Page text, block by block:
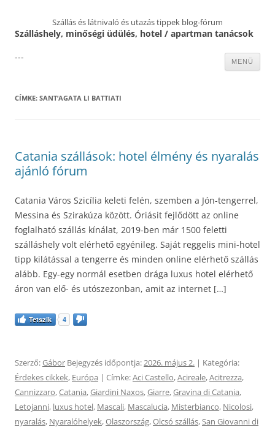
Szállás és látnivaló és utazás tippek blog-fórum
Szálláshely, minőségi üdülés, hotel / apartman tanácsok
MENÜ
---
CÍMKE: SANT’AGATA LI BATTIATI
Catania szállások: hotel élmény és nyaralás
ajánló fórum
Catania Város Szicília keleti felén, szemben a Jón-tengerrel,
Messina és Szirakúza között. Óriásit fejlődött az online
foglalható szállás kínálat, 2019-ben már 1500 feletti
szálláshely volt elérhető egyénileg. Saját reggelis mini-hotel
tipp kilátással a tengerre és minden online elérhető szállás
alább. Egy-egy normál esetben drága luxus hotel elérhető
áron van elő- és utószezonban, amit az internet […]
Tetszik 4
Szerző:Gábor Bejegyzés időpontja:2026. május 2. | Kategória:
Érdekes cikkek, Európa | Címke:Aci Castello,Acireale,Acitrezza,
Cannizzaro,Catania,Giardini Naxos,Giarre,Gravina di Catania,
Letojanni, luxus hotel, Mascali, Mascalucia, Misterbianco, Nicolosi,
nyaralás, Nyaralóhelyek,Olaszország,Olcsó szállás,San Giovanni di